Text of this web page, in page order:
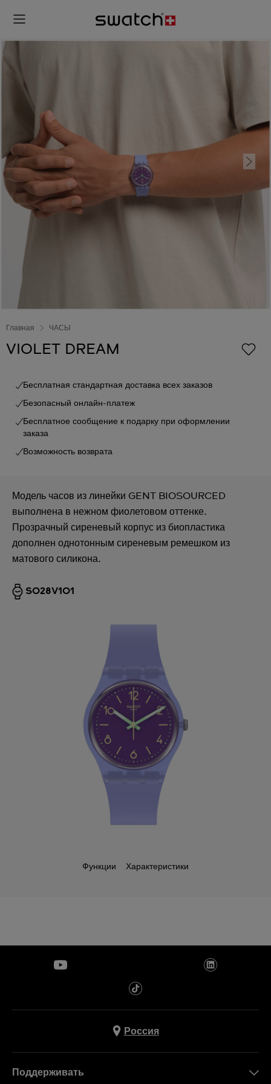
Главная ЧАСЫ
VIOLET DREAM
Бесплатная стандартная доставка всех заказов
Безопасный онлайн-платеж
Бесплатное сообщение к подарку при оформлении
заказа
Возможность возврата
Модель часов из линейки GENT BIOSOURCED
выполнена в нежном фиолетовом оттенке.
Прозрачный сиреневый корпус из биопластика
дополнен однотонным сиреневым ремешком из
матового силикона.
SO28V101
Функции Характеристики
Россия
Поддерживать